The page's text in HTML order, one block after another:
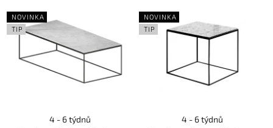
NOVINKA
TIP
4 - 6 týdnů
NOVINKA
TIP
4 - 6 týdnů